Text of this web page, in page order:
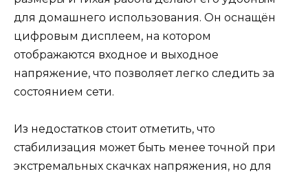
для домашнего использования. Он оснащён
цифровым дисплеем, на котором
отображаются входное и выходное
напряжение, что позволяет легко следить за
состоянием сети.
Из недостатков стоит отметить, что
стабилизация может быть менее точной при
экстремальных скачках напряжения, но для